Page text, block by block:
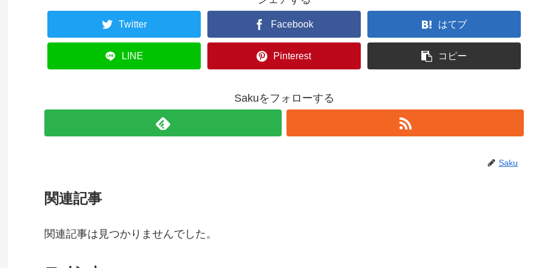
Twitter Facebook はてブ
LINE Pinterest コピー
Sakuをフォローする
Saku
関連記事
関連記事は見つかりませんでした。